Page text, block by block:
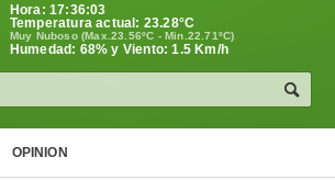
Hora:17:36:04
Temperatura actual: 23.28°C
Muy Nuboso (Max.23.56ºC - Min.22.71ºC)
Humedad: 68% y Viento: 1.5 Km/h
OPINION